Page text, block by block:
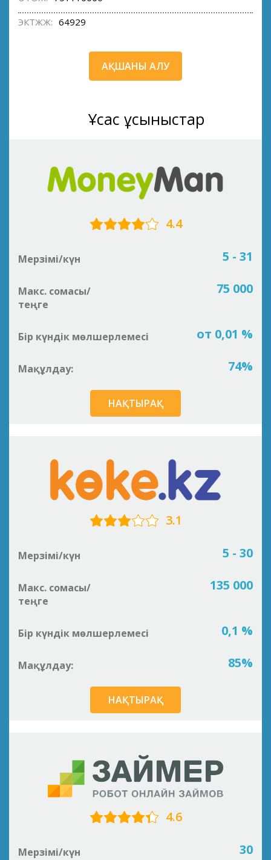
ЭКТЖЖ: 64929
АҚШАНЫ АЛУ
Ұқсас ұсыныстар
4.4
Мерзімі/күн 5 - 31
Макс. сомасы/
теңге
75 000
Бір күндік мөлшерлемесі от 0,01 %
Мақұлдау: 74%
НАҚТЫРАҚ
3.1
Мерзімі/күн 5 - 30
Макс. сомасы/
теңге
135 000
Бір күндік мөлшерлемесі 0,1 %
Мақұлдау: 85%
НАҚТЫРАҚ
4.6
Мерзімі/күн 30